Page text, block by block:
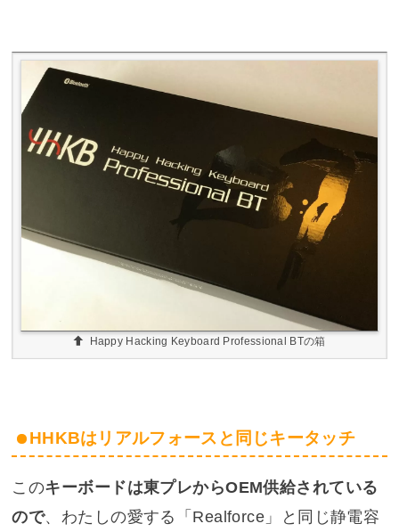
Happy Hacking Keyboard Professional BTの箱
HHKBはリアルフォースと同じキータッチ
このキーボードは東プレからOEM供給されている
ので、わたしの愛する「Realforce」と同じ静電容